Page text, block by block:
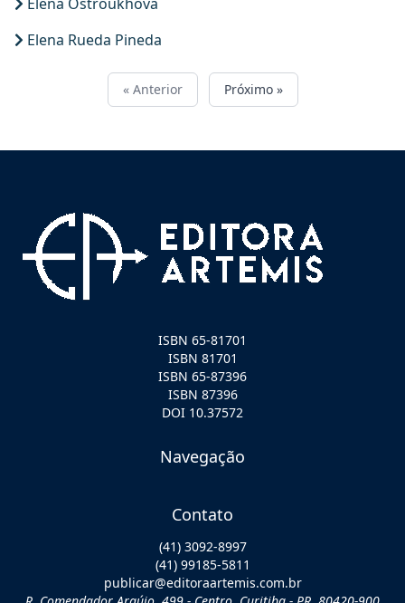
Elena Ostroukhova
Elena Rueda Pineda
« Anterior Próximo »
ISBN 65-81701
ISBN 81701
ISBN 65-87396
ISBN 87396
DOI 10.37572
Navegação
Contato
(41) 3092-8997
(41) 99185-5811
publicar@editoraartemis.com.br